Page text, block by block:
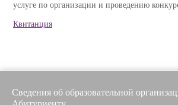
услуге по организации и проведению
Квитанция
Сведения об образовательной